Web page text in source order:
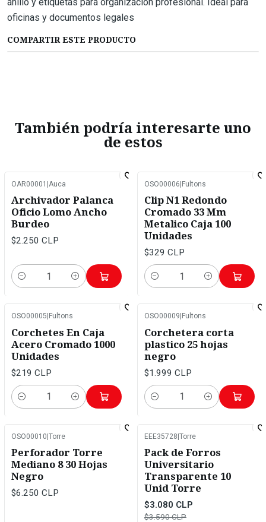
oficinas y documentos legales
COMPARTIR ESTE PRODUCTO
También podría interesarte uno
de estos
OAR00001 Auca
Archivador Palanca
Oficio Lomo Ancho
Burdeo
$2.250 CLP
Cantidad
OSO00006 Fultons
Clip N1 Redondo
Cromado 33 Mm
Metalico Caja 100
Unidades
$329 CLP
Cantidad
OSO00005 Fultons
Corchetes En Caja
Acero Cromado 1000
Unidades
$219 CLP
Cantidad
OSO00009 Fultons
Corchetera corta
plastico 25 hojas
negro
$1.999 CLP
Cantidad
OSO00010|Torre
Perforador Torre
Mediano 8 30 Hojas
Negro
$6.250 CLP
EEE35728|Torre
Pack de Forros
Universitario
Transparente 10
Unid Torre
$3.080 CLP
$3.590 CLP